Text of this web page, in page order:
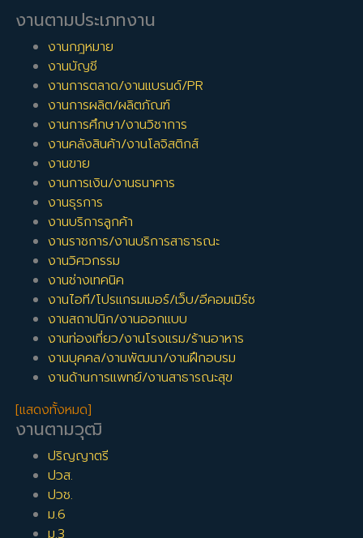
โดยส่วนใหญ่แล้วจะอยู่ที่ประมาณ
ส่วนที่ได้มากเต็มเม็ดเต็มหน่วยจริงๆจะอยู่ที่ค่าคอมมิสชัน ซึ่งก็จะแตก
ต่างกันไปตามแต่ละบริษัท โดยส่วนใหญ่แล้วจะแบ่งออกเป็นสองส่วน
หลักๆคือ
1. ค่าคอมมิสชันเป็นเปอร์เซนต์
คือได้รับคอมมิสชันตามยอดขาดโดยตรงเลย โดยส่วนมากแล้วค่า
คอมมิสชันจะอยู่ที่ 1-3% ของยอดขาย แต่ก็จะแตกต่างกันไปตาม
สินค้าและบริการ ว่าขายยากขายง่ายขนาดไหน
2. ค่าคอมมิสชันแบบอินเทนซีพ
หรือการรับค่ายอดขายเป็นจำนวนเงินเลย ยกตัวอย่างจริงเช่น
พนักงานขายรถยนต์แบรนด์ญี่ปุ่นแห่งหนึ่ง จะได้รับค่าตอบแทนเป็น
เงิน 4000 บาทสำหรับการขายรถยนต์ 1 คัน เป็นต้นโดยส่วนมาก
แล้วพนักงานขายที่ประสบความสำเร็จจะมีรายได้โดยรวมจากทั้งเงิน
เดือนและค่าคอมมิสชันอยู่ที่ 30000 – 40000 บาทขึ้นไปต่อคน แต่
ถ้าหากเป็นพนักงานขายที่เทพมาก ก็อาจจะมีรายได้ในส่วนนี้เหยียบ
แสนบาทต่อเดือนเลยก็เป็นได้ แต่ก็ต้องใช้ทั้งประสบการณ์จากการ
ขายมาอย่างโชกโชน รวมถึงกึ๋นส่วนบุคคลที่สอนกันไม่ได้ จึงจะ
สามารถขึ้นไปถึงจุดนั้นได้
ทางจ๊อบเทพก็แนะนำว่า ให้ลองไปสัมภาษณ์งานขายกับหลายๆบริษัท
หากถูกใจบริษัทไหนคุณก็จะรู้ตัวเองทันทีในตอนนั้นเลยว่า บริษัทนี้เข้า
กับคุณหรือไม่
วุฒิขั้นต่ำที่สมัครงานขายได้
วฺฒิขั้นต่ำก็แล้วแต่บริษัทอีกเช่นกัน แต่ส่วนมากแล้วก็จะดูที่ผลงาน
มากกว่าวุฒิ แต่ก็จะรับขั้นต่ำที่วุฒิ ม.6 ขึ้นไป อาจจะมีข้อยกเว้นอยู่
เล็กน้อยว่าถ้าหากขายสินค้าที่ต้องใช้ความรู้ในระดับสูงเช่น รีเทลยา ก็
จะรับวุฒิ ปริญญาตรี เป็นอย่างน้อย
งานตามประเภทงาน
งานกฎหมาย
งานบัญชี
งานการตลาด/งานแบรนด์/PR
งานการผลิต/ผลิตภัณฑ์
งานการศึกษา/งานวิชาการ
งานคลังสินค้า/งานโลจิสติกส์
งานขาย
งานการเงิน/งานธนาคาร
งานธุรการ
งานบริการลูกค้า
งานราชการ/งานบริการสาธารณะ
งานวิศวกรรม
งานช่างเทคนิค
งานไอที/โปรแกรมเมอร์/เว็บ/อีคอมเมิร์ซ
งานสถาปนิก/งานออกแบบ
งานท่องเที่ยว/งานโรงแรม/ร้านอาหาร
งานบุคคล/งานพัฒนา/งานฝึกอบรม
งานด้านการแพทย์/งานสาธารณะสุข
[แสดงทั้งหมด]
งานตามวุฒิ
ปริญญาตรี
ปวส.
ปวช.
ม.6
ม.3